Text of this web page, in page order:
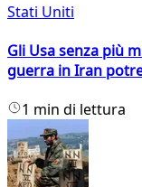
Stati Uniti
Gli Usa senza più
guerra in Iran
1 min di lettura